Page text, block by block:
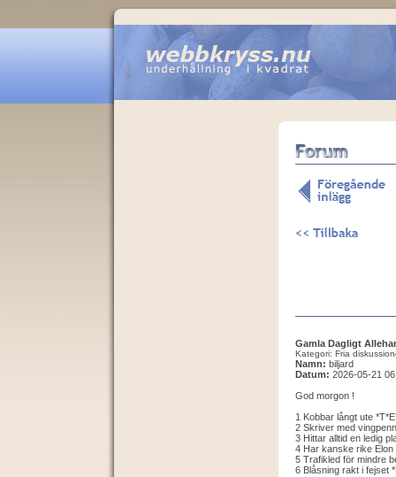
Gamla Dagligt
Kategori: Fria
Namn: biljard
Datum: 2026-05-21
God morgon !
1 Kobbar långt ute
2 Skriver med
3 Hittar alltid en ledig
4 Har kanske rike Elon
5 Trafikled för mindre
6 Blåsning rakt i fejset